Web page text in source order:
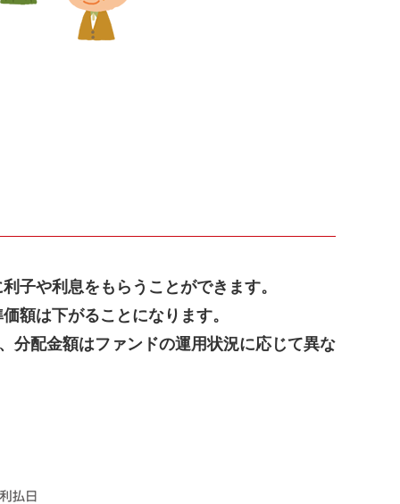
子や利息をもらうことができます。
額は下がることになります。
分配金額はファンドの運用状況に応じて異な